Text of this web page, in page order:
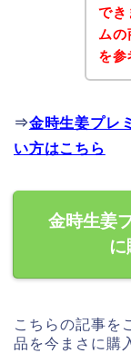
でき
ムの
を参
⇒金時生姜プレ
い方はこちら
金時生姜
こちらの記事を
品を今まさに購